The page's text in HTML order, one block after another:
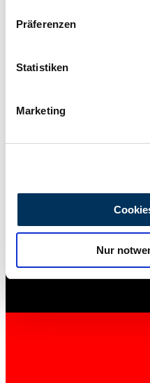
Informationen über
können
bestimmten
Erfahren Sie mehr
analysieren. Außerdem
Verwendung unserer
soziale Medien, Werbung
Präferenzen
Statistiken
Marketing
Nur
Serie 2a Soft TOP - Frame Off
€ 63.900